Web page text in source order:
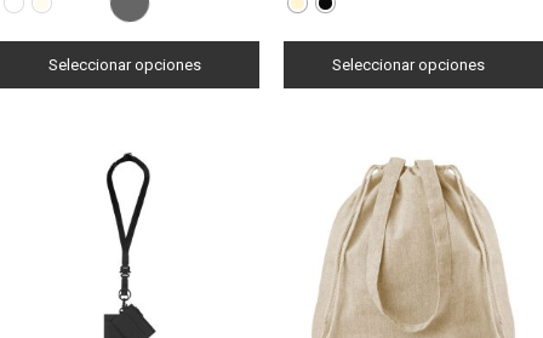
Seleccionar opciones Seleccionar opciones